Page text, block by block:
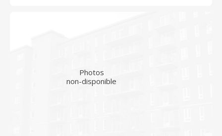
Photos
non-disponible